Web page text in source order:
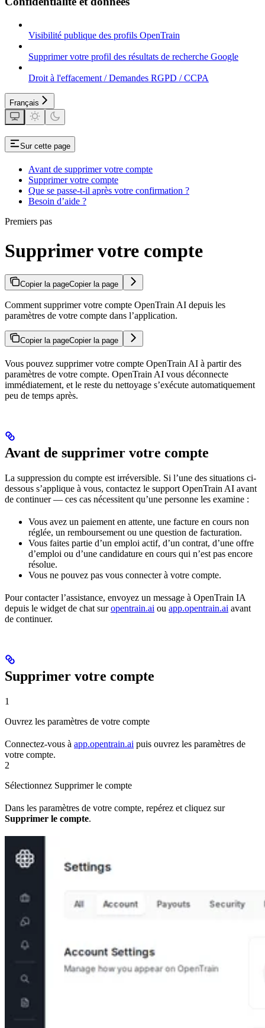
Visibilité publique des profils OpenTrain
Supprimer votre profil des résultats de recherche Google
Droit à l'effacement / Demandes RGPD / CCPA
Français
Sur cette page
Avant de supprimer votre compte
Supprimer votre compte
Que se passe-t-il après votre confirmation ?
Besoin d’aide ?
Premiers pas
Supprimer votre compte
Copier la pageCopier la page
Comment supprimer votre compte OpenTrain AI depuis les
paramètres de votre compte dans l’application.
Copier la pageCopier la page
Vous pouvez supprimer votre compte OpenTrain AI à partir des
paramètres de votre compte. OpenTrain AI vous déconnecte
immédiatement, et le reste du nettoyage s’exécute automatiquement
peu de temps après.
Avant de supprimer votre compte
La suppression du compte est irréversible. Si l’une des situations ci-
dessous s’applique à vous, contactez le support OpenTrain AI avant
de continuer — ces cas nécessitent qu’une personne les examine :
Vous avez un paiement en attente, une facture en cours non
réglée, un remboursement ou une question de facturation.
Vous faites partie d’un emploi actif, d’un contrat, d’une offre
d’emploi ou d’une candidature en cours qui n’est pas encore
résolue.
Vous ne pouvez pas vous connecter à votre compte.
Pour contacter l’assistance, envoyez un message à OpenTrain IA
depuis le widget de chat suropentrain.ai ou app.opentrain.ai avant
de continuer.
Supprimer votre compte
1
Ouvrez les paramètres de votre compte
Connectez-vous à app.opentrain.ai puis ouvrez les paramètres de
votre compte.
2
Sélectionnez Supprimer le compte
Dans les paramètres de votre compte, repérez et cliquez sur
Supprimer le compte.